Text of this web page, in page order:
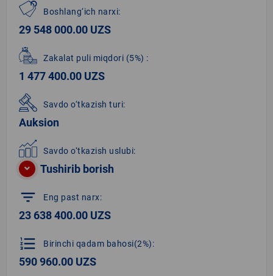
Boshlang‘ich narxi:
29 548 000.00 UZS
Zakalat puli miqdori (5%) :
1 477 400.00 UZS
Savdo o‘tkazish turi:
Auksion
Savdo o‘tkazish uslubi:
Tushirib borish
filter_list Eng past narx:
23 638 400.00 UZS
format_list_numbered Birinchi qadam bahosi(2%):
590 960.00 UZS